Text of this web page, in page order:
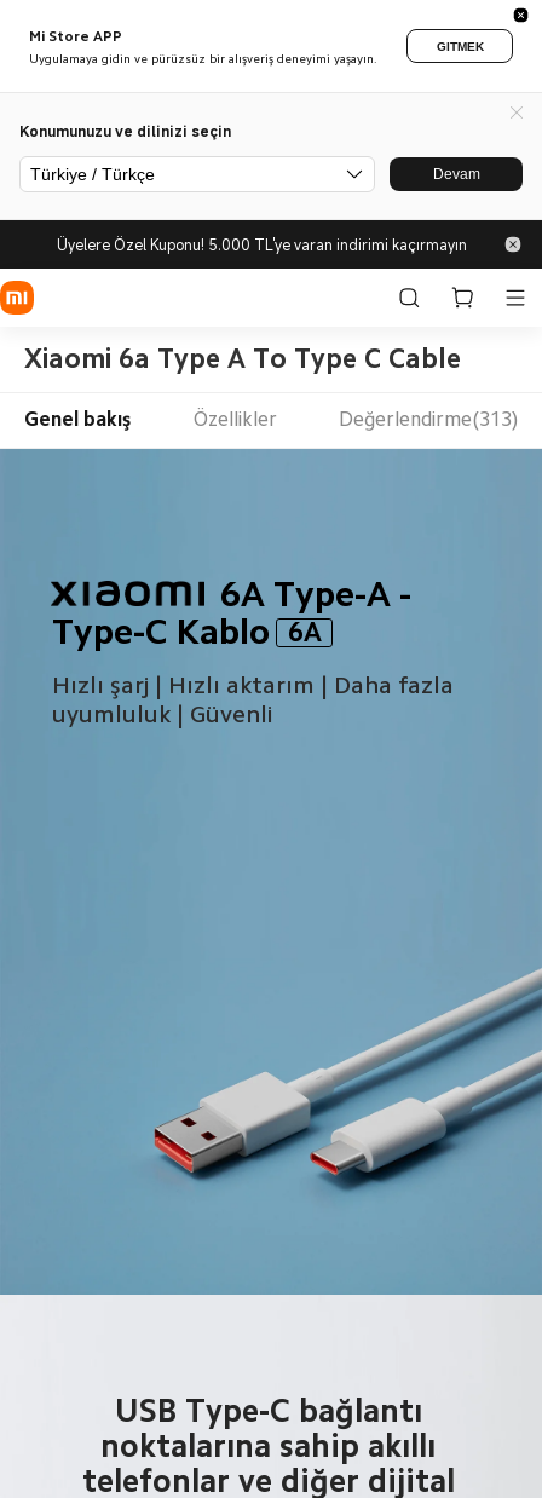
Mi Store APP
Uygulamaya gidin ve pürüzsüz bir alışveriş deneyimi yaşayın.
GITMEK
Konumunuzu ve dilinizi seçin
Türkiye / Türkçe Devam
Üyelere Özel Kuponu! 5.000 TL'ye varan indirimi kaçırmayın
Xiaomi 6a Type A To Type C Cable
Genel bakış Özellikler Değerlendirme(313)
6A Type-A -
Type-C Kablo
6A
Hızlı şarj | Hızlı aktarım | Daha fazla
uyumluluk | Güvenli
USB Type-C bağlantı
noktalarına sahip akıllı
telefonlar ve diğer dijital